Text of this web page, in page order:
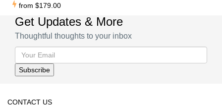
from $179.00
Get Updates & More
Thoughtful thoughts to your inbox
CONTACT US